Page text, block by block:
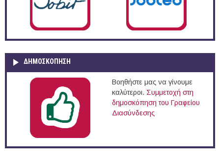
ΔΗΜΟΣΚΌΠΗΣΗ
Βοηθήστε μας να γίνουμε
καλύτεροι. Συμμετοχή στη
δημοσκόπηση του Γραφείου
Διασύνδεσης